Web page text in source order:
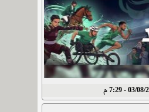
- 7:29 م